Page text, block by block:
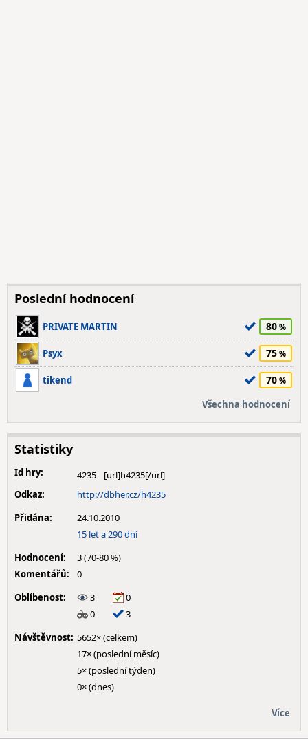
Poslední hodnocení
PRIVATE MARTIN 80
Psyx 75
tikend 70
Všechna hodnocení
Statistiky
Id hry:
4235
Odkaz:
http://dbher.cz/h4235
Přidána:
24.10.2010
15 let a 290 dní
Hodnocení:
3 (70-80 %)
Komentářů:
0
Oblíbenost:
3
0
0
3
Návštěvnost: 5652× (celkem)
17× (poslední měsíc)
5× (poslední týden)
0× (dnes)
Více